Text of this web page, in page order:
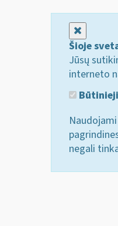
Šioje
Jūsų
interneto
negali